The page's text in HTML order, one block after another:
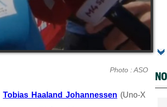
Photo : ASO
Tobias Haaland Johannessen (Uno-X